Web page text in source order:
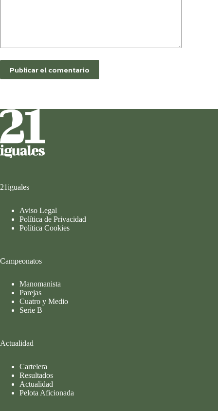
Publicar el comentario
21iguales
Aviso Legal
Política de Privacidad
Política Cookies
Campeonatos
Manomanista
Parejas
Cuatro y Medio
Serie B
Actualidad
Cartelera
Resultados
Actualidad
Pelota Aficionada